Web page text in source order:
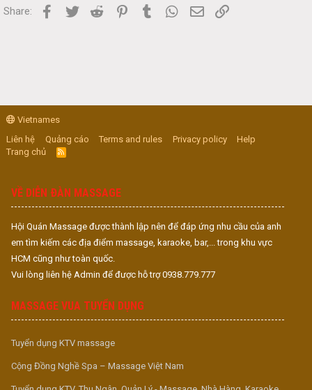
Share: Facebook
Twitter Reddit PinterestTumblr WhatsApp
Email
Vietnames
Liên hệ
Quảng cáo Terms and rules Privacy policy
Help
Trang chủ
R
S
VỀ DIỄN ĐÀN MASSAGE
Hội Quán Massage được thành lập nên để đáp ứng nhu cầu của anh
em tìm kiếm các địa điểm massage, karaoke, bar,... trong khu vực
HCM cũng như toàn quốc.
Vui lòng liên hệ Admin để được hỗ trợ 0938.779.777
MASSAGE VUA TUYỂN DỤNG
Tuyển dụng KTV massage
Cộng Đồng Nghề Spa – Massage Việt Nam